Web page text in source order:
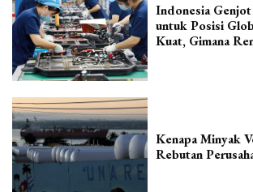
Indonesia
untuk Posisi
Kuat, Gimana
Kenapa Minyak
Rebutan